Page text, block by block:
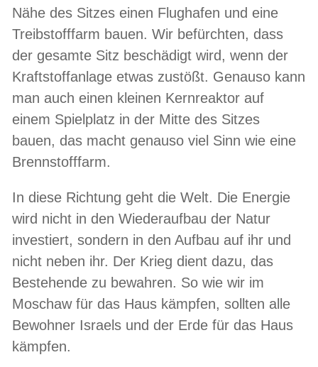
Nähe des Sitzes einen Flughafen und eine
Treibstofffarm bauen. Wir befürchten, dass
der gesamte Sitz beschädigt wird, wenn der
Kraftstoffanlage etwas zustößt. Genauso kann
man auch einen kleinen Kernreaktor auf
einem Spielplatz in der Mitte des Sitzes
bauen, das macht genauso viel Sinn wie eine
Brennstofffarm.
In diese Richtung geht die Welt. Die Energie
wird nicht in den Wiederaufbau der Natur
investiert, sondern in den Aufbau auf ihr und
nicht neben ihr. Der Krieg dient dazu, das
Bestehende zu bewahren. So wie wir im
Moschaw für das Haus kämpfen, sollten alle
Bewohner Israels und der Erde für das Haus
kämpfen.